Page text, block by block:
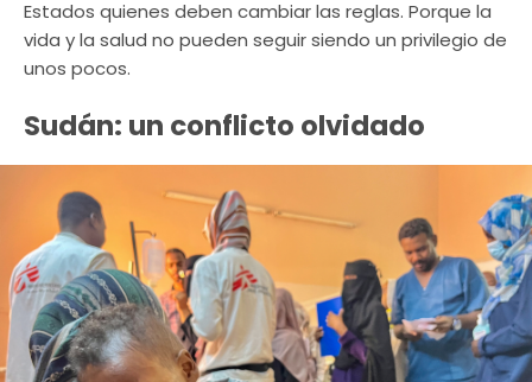
Estados quienes deben cambiar las reglas. Porque la
vida y la salud no pueden seguir siendo un privilegio de
unos pocos.
Sudán: un conflicto olvidado